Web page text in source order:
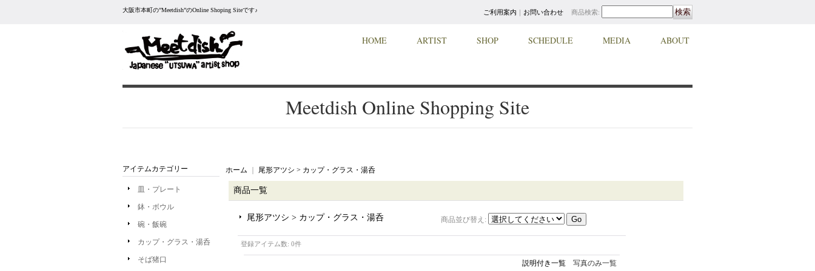
大阪市本町の”Meetdish”のOnline Shoping Siteです♪ ご利用案内 ｜ お問い合わせ 商品検索:
HOME ARTIST SHOP SCHEDULE MEDIA ABOUT
Meetdish Online Shopping Site
アイテムカテゴリー
皿・プレート
鉢・ボウル
碗・飯碗
カップ・グラス・湯呑
そば猪口
ホーム 尾形アツシ > カップ・グラス・湯呑
商品一覧
尾形アツシ > カップ・グラス・湯呑 商品並び替え :
登録アイテム数: 0件
説明付き一覧 写真のみ一覧